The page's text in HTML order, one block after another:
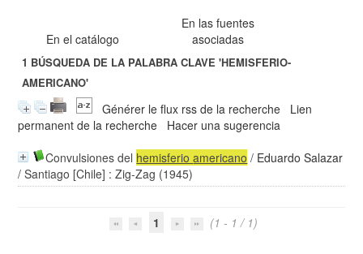
En el catálogo
En las fuentes
asociadas
1 BÚSQUEDA DE LA PALABRA CLAVE'HEMISFERIO-
AMERICANO'
Générer le flux rss de la recherche
Lien
permanent de la recherche
Hacer una sugerencia
Convulsiones del hemisferioamericano / Eduardo Salazar
/ Santiago [Chile] : Zig-Zag (1945)
1 (1 - 1 / 1)